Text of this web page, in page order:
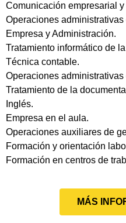
Comunicación empresarial
Operaciones administrativas
Empresa y Administración.
Tratamiento informático de
Técnica contable.
Operaciones
Tratamiento de la
Inglés.
Empresa en el aula.
Operaciones auxiliares de
Formación y orientación
Formación en centros de
MÁS